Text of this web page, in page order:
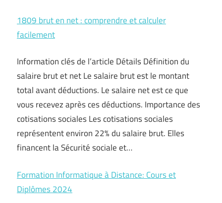
1809 brut en net : comprendre et calculer
facilement
Information clés de l’article Détails Définition du
salaire brut et net Le salaire brut est le montant
total avant déductions. Le salaire net est ce que
vous recevez après ces déductions. Importance des
cotisations sociales Les cotisations sociales
représentent environ 22% du salaire brut. Elles
financent la Sécurité sociale et…
Formation Informatique à Distance: Cours et
Diplômes 2024